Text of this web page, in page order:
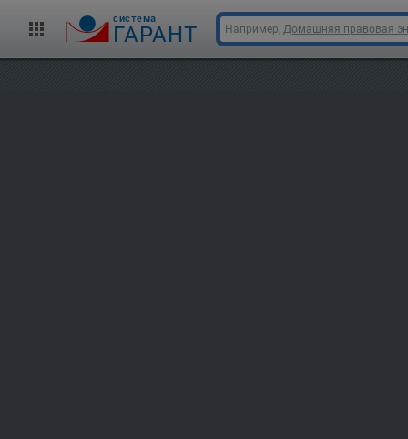
cистема
ГАРАНТ Например, Домашняя правовая